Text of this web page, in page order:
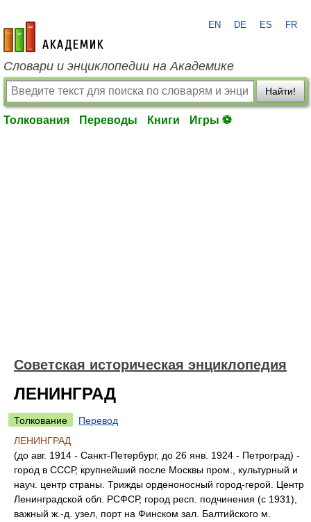
academic.ru
EN DE ES FR
Словари и энциклопедии на Академике
Найти!
Толкования Переводы Книги Игры ⚽
Советская историческая энциклопедия
ЛЕНИНГРАД
Толкование
Перевод
ЛЕНИНГРАД
(до авг. 1914 - Санкт-Петербург, до 26 янв. 1924 - Петроград) -
город в СССР, крупнейший после Москвы пром., культурный и
науч. центр страны. Трижды орденоносный город-герой. Центр
Ленинградской обл. РСФСР, город респ. подчинения (с 1931),
важный ж.-д. узел, порт на Финском зал. Балтийского м.